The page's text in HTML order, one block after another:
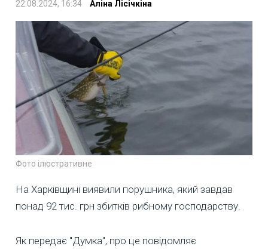
22.08.2024, 16:34 Аліна Лісічкіна
Фото ілюстративне
На Харківщині виявили порушника, який завдав
понад 92 тис. грн збитків рибному господарству.
Як передає "Думка", про це повідомляє